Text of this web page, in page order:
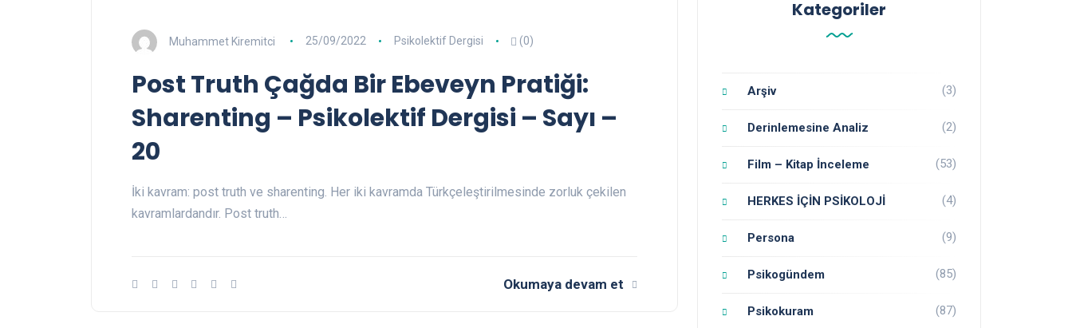
Muhammet Kiremitci 25/09/2022 Psikolektif Dergisi (0)
Post Truth Çağda Bir Ebeveyn Pratiği:
Sharenting – Psikolektif Dergisi – Sayı –
20
İki kavram: post truth ve sharenting. Her iki kavramda Türkçeleştirilmesinde zorluk çekilen
kavramlardandır. Post truth…
Okumaya devam et
Kategoriler
Arşiv (3)
Derinlemesine Analiz (2)
Film – Kitap İnceleme (53)
HERKES İÇİN PSİKOLOJİ (4)
Persona (9)
Psikogündem (85)
Psikokuram (87)